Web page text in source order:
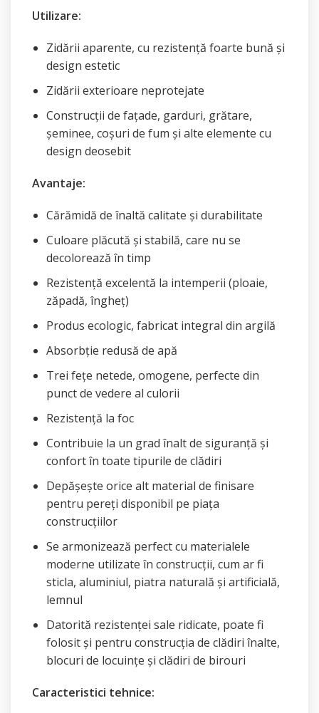
Utilizare:
Zidării aparente, cu rezistență foarte bună și
design estetic
Zidării exterioare neprotejate
Construcții de fațade, garduri, grătare,
șeminee, coșuri de fum și alte elemente cu
design deosebit
Avantaje:
Cărămidă de înaltă calitate și durabilitate
Culoare plăcută și stabilă, care nu se
decolorează în timp
Rezistență excelentă la intemperii (ploaie,
zăpadă, îngheț)
Produs ecologic, fabricat integral din argilă
Absorbție redusă de apă
Trei fețe netede, omogene, perfecte din
punct de vedere al culorii
Rezistență la foc
Contribuie la un grad înalt de siguranță și
confort în toate tipurile de clădiri
Depășește orice alt material de finisare
pentru pereți disponibil pe piața
construcțiilor
Se armonizează perfect cu materialele
moderne utilizate în construcții, cum ar fi
sticla, aluminiul, piatra naturală și artificială,
lemnul
Datorită rezistenței sale ridicate, poate fi
folosit și pentru construcția de clădiri înalte,
blocuri de locuințe și clădiri de birouri
Caracteristici tehnice: